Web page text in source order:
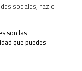
sociales, hazlo
son las
que puedes